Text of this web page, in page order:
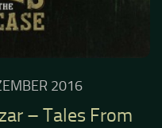
2016
– Tales From